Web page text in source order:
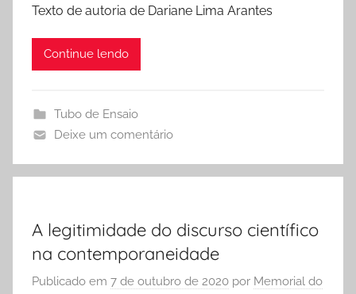
Texto de autoria de Dariane Lima Arantes
Continue lendo
Tubo de Ensaio
Deixe um comentário
A legitimidade do discurso científico
na contemporaneidade
Publicado em 7 de outubro de 2020 por Memorial do